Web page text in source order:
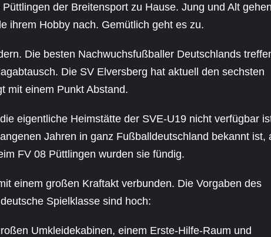
der Breitensport zu Hause. Jung und Alt
ihrem Hobby nach. Gemütlich geht es zu.
Die besten Nachwuchsfußballer Deutschlands
Die SV Elversberg hat aktuell den sechsten
mit einem Punkt Abstand.
eigentliche Heimstätte der SVE-U19 nicht verfügbar
Jahren in ganz Fußballdeutschland bekannt ist,
FV 08 Püttlingen wurden sie fündig.
einem großen Kraftakt verbunden. Die Vorgaben des
Spielklasse sind hoch:
Umkleidekabinen, einem Erste-Hilfe-Raum und